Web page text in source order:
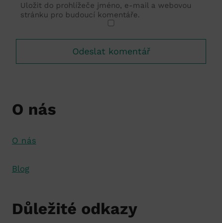
Uložit do prohlížeče jméno, e-mail a webovou
stránku pro budoucí komentáře.
O nás
O nás
Blog
Důležité odkazy